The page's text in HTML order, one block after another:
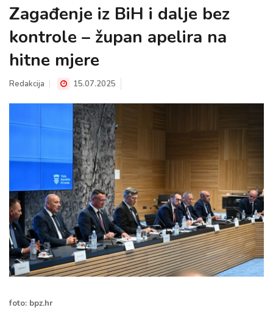
Zagađenje iz BiH i dalje bez
kontrole – župan apelira na
hitne mjere
Redakcija 15.07.2025
foto: bpz.hr